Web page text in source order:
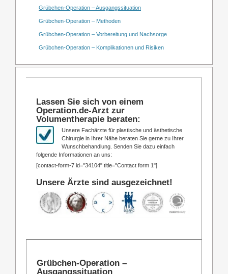
Grübchen-Operation – Ausgangssituation
Grübchen-Operation – Methoden
Grübchen-Operation – Vorbereitung und Nachsorge
Grübchen-Operation – Komplikationen und Risiken
Lassen Sie sich von einem
Operation.de-Arzt zur
Volumentherapie beraten:
Unsere Fachärzte für plastische und ästhetische
Chirurgie in Ihrer Nähe beraten Sie gerne zu Ihrer
Wunschbehandlung. Senden Sie dazu einfach
folgende Informationen an uns:
[contact-form-7 id="34104" title="Contact form 1"]
Unsere Ärzte sind ausgezeichnet!
Grübchen-Operation –
Ausgangssituation